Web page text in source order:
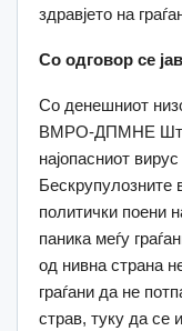
здравјето на
Со одговор се
Со денешниот
ВМРО-ДПМНЕ
најопасниот
Бескрупулозните
политички поени
паника меѓу
од нивна страна
граѓани да не
страв, туку да се